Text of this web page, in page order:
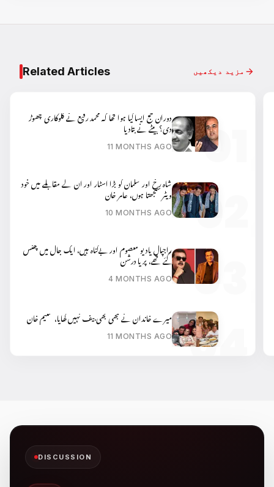
Related Articles مزید دیکھیں
دوران حج ایسا کیا ہوا تھا کہ محمد رفیع نے گلوکاری چھوڑ
دی؟ بیٹے نے بتادیا
11 MONTHS AGO
شاہ رخ اور سلمان کو بڑا اسٹار اور ان کے مقابلے میں خود
ویٹر سمجھتا ہوں، عامر خان
10 MONTHS AGO
راجپال یادیو معصوم اور بےگناہ ہیں، ایک جال میں پھنس
گئے تھے، پریا درشن
4 MONTHS AGO
میرے خاندان نے کبھی بھی بیف نہیں کھایا، سلیم خان
11 MONTHS AGO
DISCUSSION